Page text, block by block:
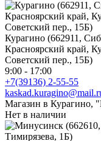
Курагино (662911,
Красноярский край,
Советский пер., 15Б)
9:00 - 17:00
+7(39136) 2-55-55
Магазин в Курагино,
Нет в наличии